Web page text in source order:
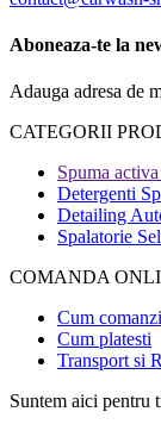
Aboneaza-te la
Adauga adresa de
CATEGORII
Spuma
Detergenti
Detailing
Spalatorie
COMANDA
Cum comanzi
Cum platesti
Transport si
Suntem aici pentru